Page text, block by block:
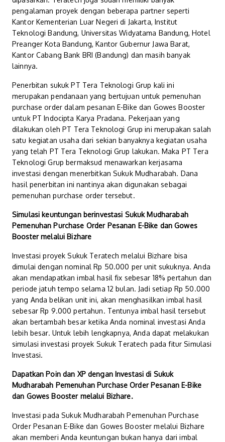
pengalaman proyek dengan beberapa partner seperti
Kantor Kementerian Luar Negeri di Jakarta, Institut
Teknologi Bandung, Universitas Widyatama Bandung, Hotel
Preanger Kota Bandung, Kantor Gubernur Jawa Barat,
Kantor Cabang Bank BRI (Bandung) dan masih banyak
lainnya.
Penerbitan sukuk PT Tera Teknologi Grup kali ini
merupakan pendanaan yang bertujuan untuk pemenuhan
purchase order dalam pesanan E-Bike dan Gowes Booster
untuk PT Indocipta Karya Pradana. Pekerjaan yang
dilakukan oleh PT Tera Teknologi Grup ini merupakan salah
satu kegiatan usaha dari sekian banyaknya kegiatan usaha
yang telah PT Tera Teknologi Grup lakukan. Maka PT Tera
Teknologi Grup bermaksud menawarkan kerjasama
investasi dengan menerbitkan Sukuk Mudharabah. Dana
hasil penerbitan ini nantinya akan digunakan sebagai
pemenuhan purchase order tersebut.
Simulasi keuntungan berinvestasi Sukuk Mudharabah
Pemenuhan Purchase Order Pesanan E-Bike dan Gowes
Booster melalui Bizhare
Investasi proyek Sukuk Teratech melalui Bizhare bisa
dimulai dengan nominal Rp 50.000 per unit sukuknya. Anda
akan mendapatkan imbal hasil fix sebesar 18% pertahun dan
periode jatuh tempo selama 12 bulan. Jadi setiap Rp 50.000
yang Anda belikan unit ini, akan menghasilkan imbal hasil
sebesar Rp 9.000 pertahun. Tentunya imbal hasil tersebut
akan bertambah besar ketika Anda nominal investasi Anda
lebih besar. Untuk lebih lengkapnya, Anda dapat melakukan
simulasi investasi proyek Sukuk Teratech pada fitur Simulasi
Investasi.
Dapatkan Poin dan XP dengan Investasi di Sukuk
Mudharabah Pemenuhan Purchase Order Pesanan E-Bike
dan Gowes Booster melalui Bizhare.
Investasi pada Sukuk Mudharabah Pemenuhan Purchase
Order Pesanan E-Bike dan Gowes Booster melalui Bizhare
akan memberi Anda keuntungan bukan hanya dari imbal